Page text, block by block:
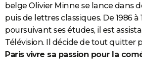
Destinations
City break
Voyage nature
Voyage de noces
Forum
Climat
PHOTO
BONS PLANS
belge Olivier Minne se lance dans
puis de lettres classiques. De 1986 à
poursuivant ses études, il est
Télévision. Il décide de tout quitter
Paris vivre sa passion pour la